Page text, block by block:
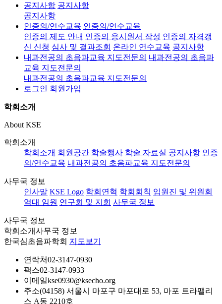
공지사항 공지사항
공지사항
인증의/연수교육 인증의/연수교육
인증의 제도 안내 인증의 응시원서 작성 인증의 자격갱
신 신청 심사 및 결과조회 온라인 연수교육 공지사항
내과전공의 초음파교육 지도전문의 내과전공의 초음파
교육 지도전문의
내과전공의 초음파교육 지도전문의
로그인 회원가입
학회소개
About KSE
학회소개
학회소개 회원공간 학술행사 학술 자료실 공지사항 인증
의/연수교육 내과전공의 초음파교육 지도전문의
사무국 정보
인사말 KSE Logo 학회연혁 학회회칙 임원진 및 위원회
역대 임원 연구회 및 지회 사무국 정보
사무국 정보
학회소개사무국 정보
한국심초음파학회 지도보기
연락처02-3147-0930
팩스02-3147-0933
이메일kse0930@ksecho.org
주소(04158) 서울시 마포구 마포대로 53, 마포 트라팰리
스 A동 2210호